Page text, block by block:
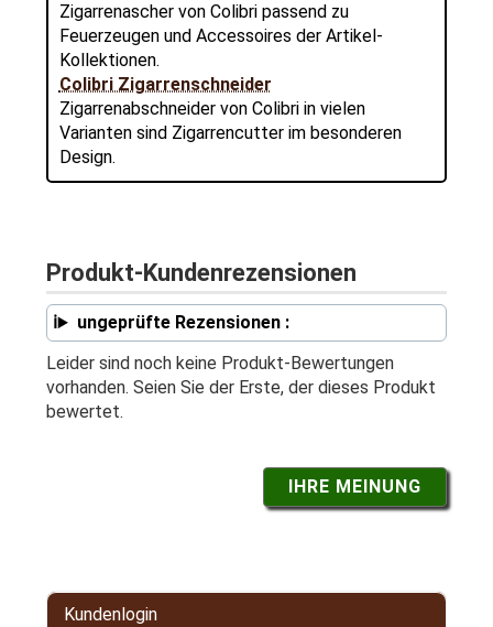
Zigarrenascher von Colibri passend zu
Feuerzeugen und Accessoires der Artikel-
Kollektionen.
Colibri Zigarrenschneider
Zigarrenabschneider von Colibri in vielen
Varianten sind Zigarrencutter im besonderen
Design.
Produkt-Kundenrezensionen
ungeprüfte Rezensionen :
Leider sind noch keine Produkt-Bewertungen
vorhanden. Seien Sie der Erste, der dieses Produkt
bewertet.
IHRE MEINUNG
Kundenlogin